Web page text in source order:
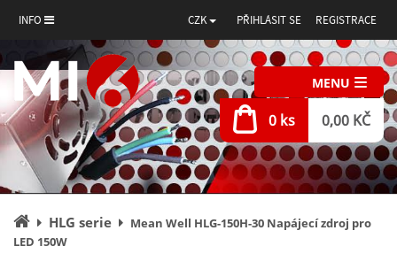
INFO CZK PŘIHLÁSIT SE REGISTRACE
MENU
0 ks 0,00 KČ
Úvodní
stránka
HLG serie
Mean Well HLG-150H-30 Napájecí zdroj pro
LED 150W